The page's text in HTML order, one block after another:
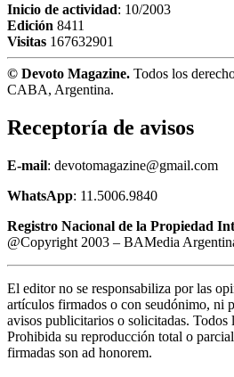
Inicio de actividad: 10/2003
Edición 8411
Visitas 167632901
© Devoto Magazine. Todos los
CABA, Argentina.
Receptoría de avisos
E-mail: devotomagazine@gmail.com
WhatsApp: 11.5006.9840
Registro Nacional de la Propiedad
@Copyright 2003 – BAMedia
El editor no se responsabiliza por las
artículos firmados o con seudónimo, ni
avisos publicitarios o solicitadas. Todos
Prohibida su reproducción total o
firmadas son ad honorem.